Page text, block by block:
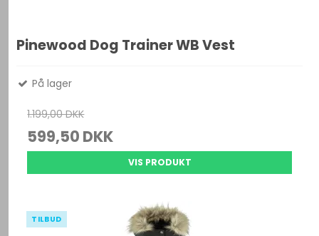
Pinewood Dog Trainer WB Vest
På lager
1.199,00 DKK
599,50 DKK
VIS PRODUKT
TILBUD